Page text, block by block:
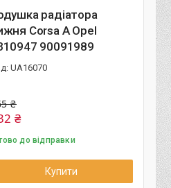
радіатора
Corsa A Opel
90091989
UA16070
₴
₴
до відправки
Купити